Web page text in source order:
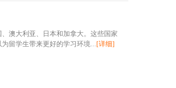
澳大利亚、日本和加拿大。这些国家
留学生带来更好的学习环境... [详细]